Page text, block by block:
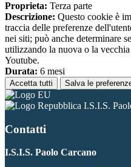
Proprieta: Terza parte
Descrizione: Questo cookie è
traccia delle preferenze
nei siti; può anche determinare
utilizzando la nuova o la
Youtube.
Durata: 6 mesi
Accetta tutti Salva le
I.S.I.S.
Contatti
I.S.I.S. Paolo Carcano